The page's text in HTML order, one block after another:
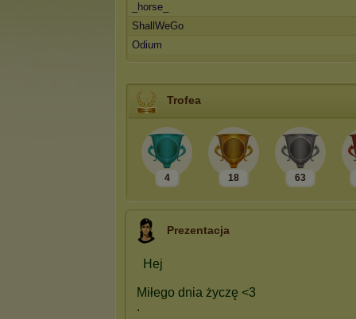
_horse_
ShallWeGo
Odium
Trofea
4 18 63
Prezentacja